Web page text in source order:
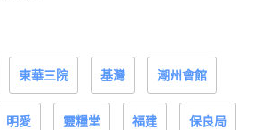
東華三院 基灣 潮州會館
明愛 靈糧堂 福建 保良局